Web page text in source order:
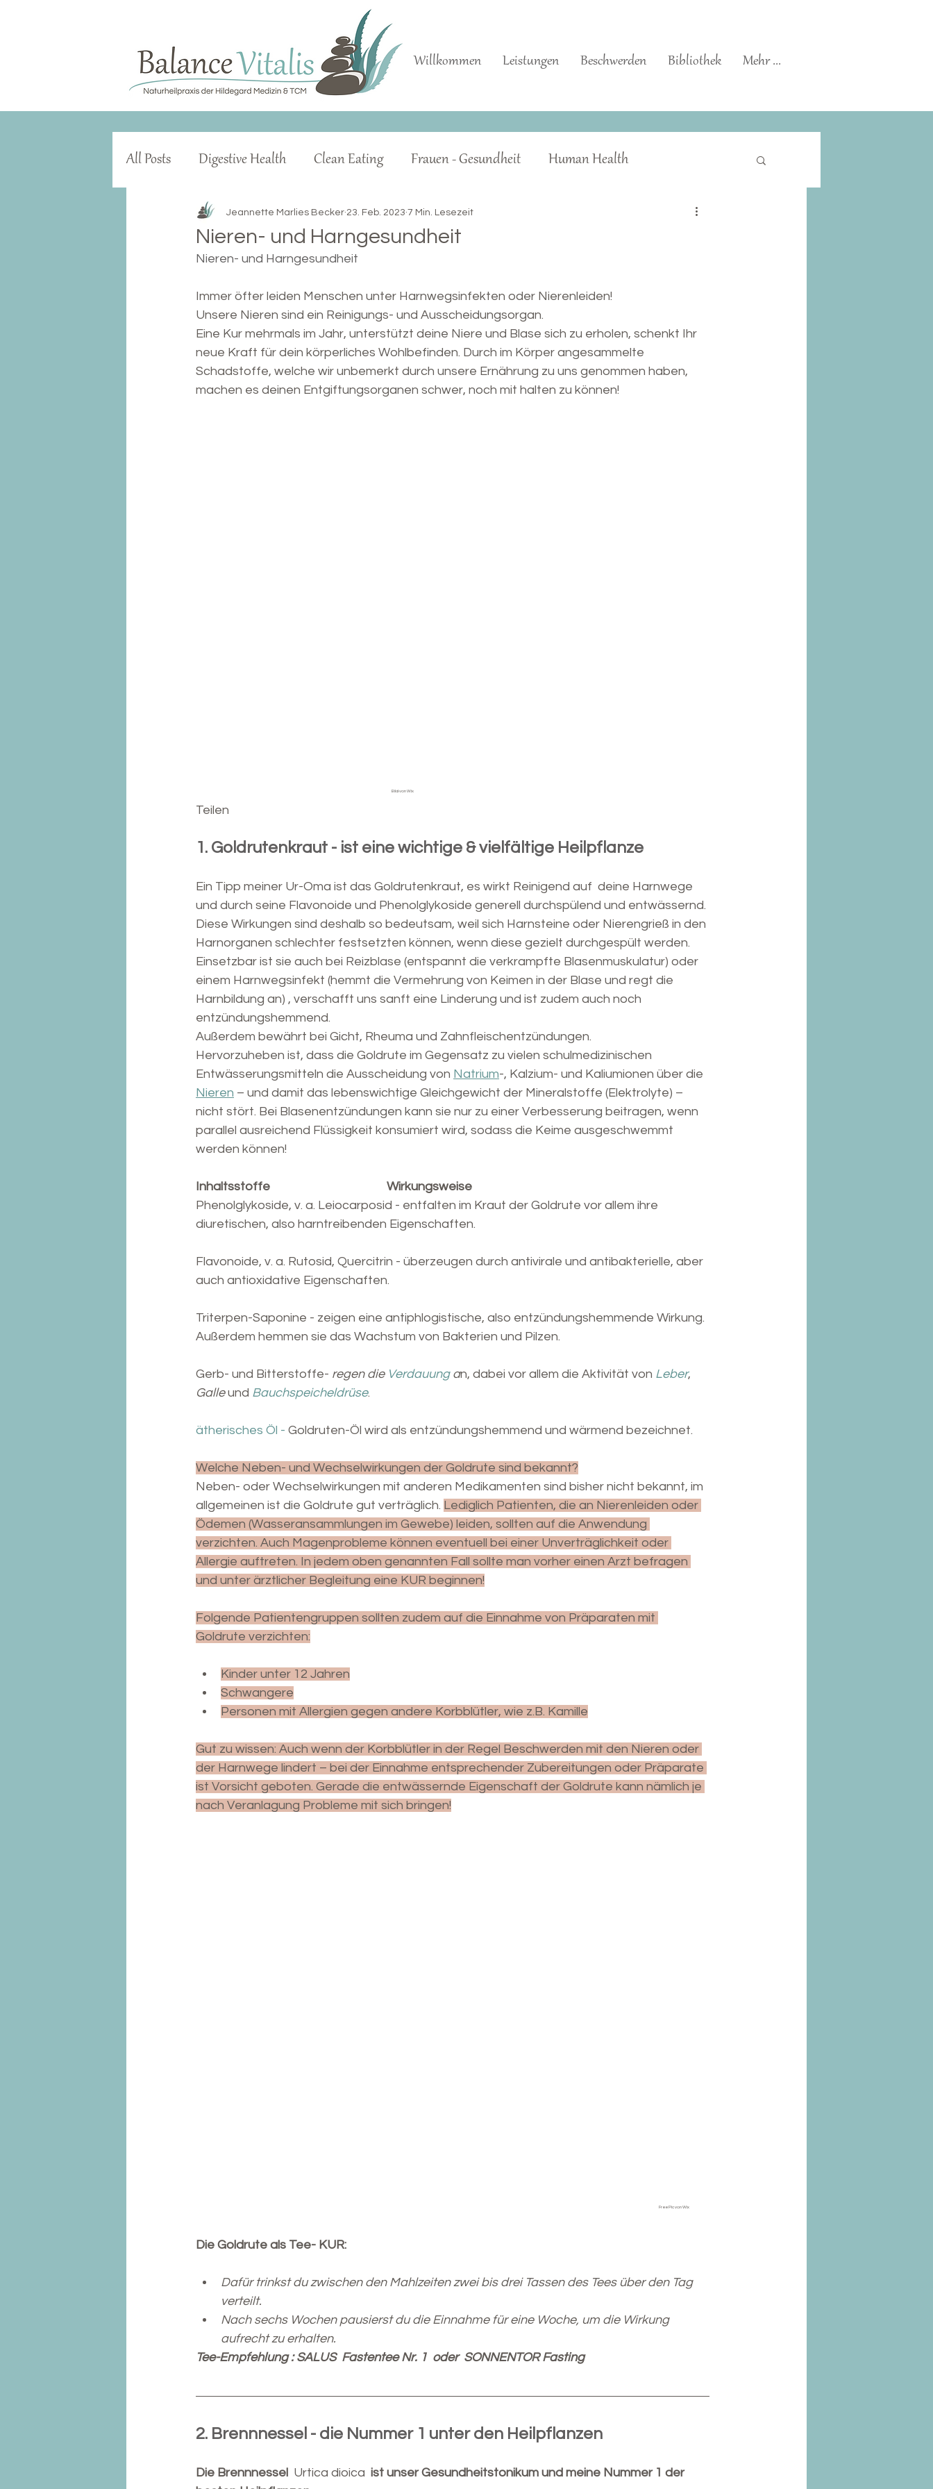
Willkommen Leistungen Beschwerden Bibliothek Mehr ...
All Posts Digestive Health Clean Eating Frauen - Gesundheit Human Health
Natürliche Gesundheit Zellreinigung Super Food Immunstärkung
Cortisol
Nieren- und Harngesundheit
Jeannette Marlies Becker 23. Feb. 2023 7 Min. Lesezeit
Nieren- und Harngesundheit
Immer öfter leiden Menschen unter Harnwegsinfekten oder Nierenleiden!
Unsere Nieren sind ein Reinigungs- und Ausscheidungsorgan.
Eine Kur mehrmals im Jahr, unterstützt deine Niere und Blase sich zu erholen, schenkt Ihr
neue Kraft für dein körperliches Wohlbefinden. Durch im Körper angesammelte
Schadstoffe, welche wir unbemerkt durch unsere Ernährung zu uns genommen haben,
machen es deinen Entgiftungsorganen schwer, noch mit halten zu können!
  Bild von Wix
Teilen
1. Goldrutenkraut - ist eine wichtige & vielfältige Heilpflanze
Ein Tipp meiner Ur-Oma ist das Goldrutenkraut, es wirkt Reinigend auf  deine Harnwege
und durch seine Flavonoide und Phenolglykoside generell durchspülend und entwässernd.
Diese Wirkungen sind deshalb so bedeutsam, weil sich Harnsteine oder Nierengrieß in den
Harnorganen schlechter festsetzten können, wenn diese gezielt durchgespült werden.
Einsetzbar ist sie auch bei Reizblase (entspannt die verkrampfte Blasenmuskulatur) oder
einem Harnwegsinfekt (hemmt die Vermehrung von Keimen in der Blase und regt die
Harnbildung an) , verschafft uns sanft eine Linderung und ist zudem auch noch
entzündungshemmend.
Außerdem bewährt bei Gicht, Rheuma und Zahnfleischentzündungen.
Hervorzuheben ist, dass die Goldrute im Gegensatz zu vielen schulmedizinischen
Entwässerungsmitteln die Ausscheidung von Natrium-, Kalzium- und Kaliumionen über die
Nieren – und damit das lebenswichtige Gleichgewicht der Mineralstoffe (Elektrolyte) –
nicht stört. Bei Blasenentzündungen kann sie nur zu einer Verbesserung beitragen, wenn
parallel ausreichend Flüssigkeit konsumiert wird, sodass die Keime ausgeschwemmt
werden können!
Inhaltsstoffe                                          Wirkungsweise
Phenolglykoside, v. a. Leiocarposid - entfalten im Kraut der Goldrute vor allem ihre
diuretischen, also harntreibenden Eigenschaften.
Flavonoide, v. a. Rutosid, Quercitrin - überzeugen durch antivirale und antibakterielle, aber
auch antioxidative Eigenschaften.
Triterpen-Saponine - zeigen eine antiphlogistische, also entzündungshemmende Wirkung.
Außerdem hemmen sie das Wachstum von Bakterien und Pilzen.
Gerb- und Bitterstoffe- regen die Verdauung an, dabei vor allem die Aktivität von Leber,
Galle und Bauchspeicheldrüse.
ätherisches Öl - Goldruten-Öl wird als entzündungshemmend und wärmend bezeichnet.
Welche Neben- und Wechselwirkungen der Goldrute sind bekannt?
Neben- oder Wechselwirkungen mit anderen Medikamenten sind bisher nicht bekannt, im
allgemeinen ist die Goldrute gut verträglich. Lediglich Patienten, die an Nierenleiden oder
Ödemen (Wasseransammlungen im Gewebe) leiden, sollten auf die Anwendung
verzichten. Auch Magenprobleme können eventuell bei einer Unverträglichkeit oder
Allergie auftreten. In jedem oben genannten Fall sollte man vorher einen Arzt befragen
und unter ärztlicher Begleitung eine KUR beginnen!
Folgende Patientengruppen sollten zudem auf die Einnahme von Präparaten mit
Goldrute verzichten:
Kinder unter 12 Jahren
Schwangere
Personen mit Allergien gegen andere Korbblütler, wie z.B. Kamille
Gut zu wissen: Auch wenn der Korbblütler in der Regel Beschwerden mit den Nieren oder
der Harnwege lindert – bei der Einnahme entsprechender Zubereitungen oder Präparate
ist Vorsicht geboten. Gerade die entwässernde Eigenschaft der Goldrute kann nämlich je
nach Veranlagung Probleme mit sich bringen!
   Free Pic von Wix
Die Goldrute als Tee- KUR:
Dafür trinkst du zwischen den Mahlzeiten zwei bis drei Tassen des Tees über den Tag
verteilt.
Nach sechs Wochen pausierst du die Einnahme für eine Woche, um die Wirkung
aufrecht zu erhalten.
Tee-Empfehlung : SALUS  Fastentee Nr. 1  oder  SONNENTOR Fasting
2. Brennnessel - die Nummer 1 unter den Heilpflanzen
Die Brennnessel Urtica dioica ist unser Gesundheitstonikum und meine Nummer 1 der